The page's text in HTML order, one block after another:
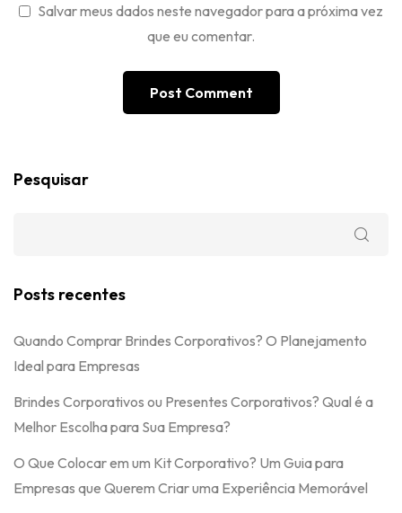
Salvar meus dados neste navegador para a próxima vez
que eu comentar.
Pesquisar
Posts recentes
Quando Comprar Brindes Corporativos? O Planejamento
Ideal para Empresas
Brindes Corporativos ou Presentes Corporativos? Qual é a
Melhor Escolha para Sua Empresa?
O Que Colocar em um Kit Corporativo? Um Guia para
Empresas que Querem Criar uma Experiência Memorável